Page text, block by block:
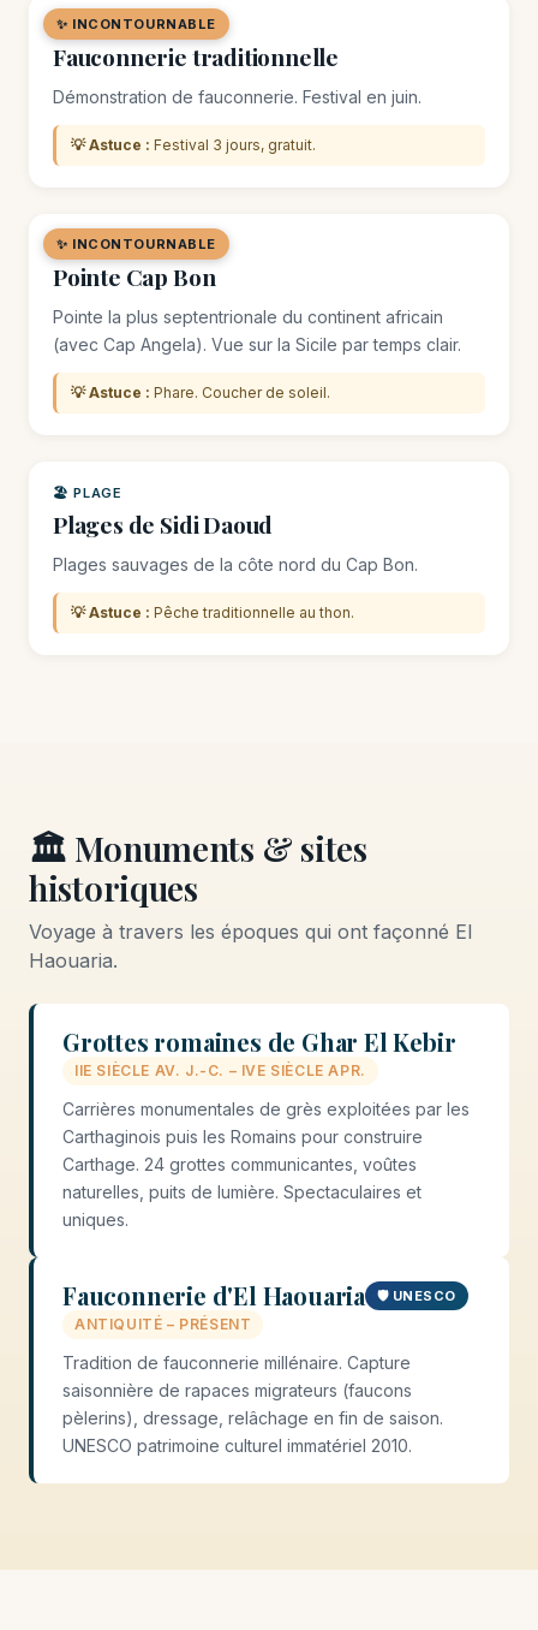
✨ INCONTOURNABLE
🌿 SITE NATUREL
Fauconnerie traditionnelle
Démonstration de fauconnerie. Festival en juin.
💡 Astuce : Festival 3 jours, gratuit.
✨ INCONTOURNABLE
🌿 SITE NATUREL
Pointe Cap Bon
Pointe la plus septentrionale du continent africain
(avec Cap Angela). Vue sur la Sicile par temps clair.
💡 Astuce : Phare. Coucher de soleil.
🏖️ PLAGE
Plages de Sidi Daoud
Plages sauvages de la côte nord du Cap Bon.
💡 Astuce : Pêche traditionnelle au thon.
🏛️ Monuments & sites
historiques
Voyage à travers les époques qui ont façonné El
Haouaria.
Grottes romaines de Ghar El Kebir
IIE SIÈCLE AV. J.-C. – IVE SIÈCLE APR.
Carrières monumentales de grès exploitées par les
Carthaginois puis les Romains pour construire
Carthage. 24 grottes communicantes, voûtes
naturelles, puits de lumière. Spectaculaires et
uniques.
Fauconnerie d'El Haouaria 🛡️ UNESCO
ANTIQUITÉ – PRÉSENT
Tradition de fauconnerie millénaire. Capture
saisonnière de rapaces migrateurs (faucons
pèlerins), dressage, relâchage en fin de saison.
UNESCO patrimoine culturel immatériel 2010.